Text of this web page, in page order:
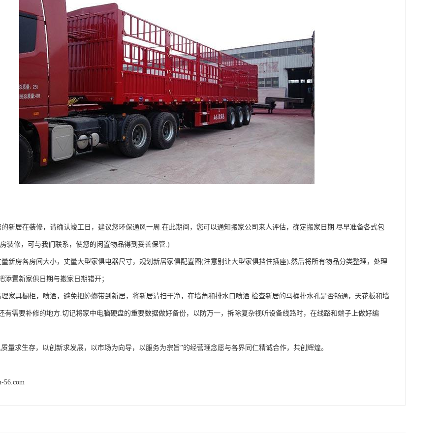
新居在装修，请确认竣工日，建议您环保通风一周.在此期间，您可以通知搬家公司来人评估，确定搬家日期.尽早准备各式包
装修，可与我们联系，使您的闲置物品得到妥善保管.)
新房各房间大小，丈量大型家俱电器尺寸，规划新居家俱配置图(注意别让大型家俱挡住插座).然后将所有物品分类整理，处理
添置新家俱日期与搬家日期错开；
家具橱柜，喷洒，避免把蟑螂带到新居，将新居清扫干净，在墙角和排水口喷洒.检查新居的马桶排水孔是否畅通，天花板和墙
有需要补修的地方.切记将家中电脑硬盘的重要数据做好备份，以防万一，拆除复杂视听设备线路时，在线路和端子上做好编
量求生存，以创新求发展，以市场为向导，以服务为宗旨”的经营理念愿与各界同仁精诚合作，共创辉煌。
56.com